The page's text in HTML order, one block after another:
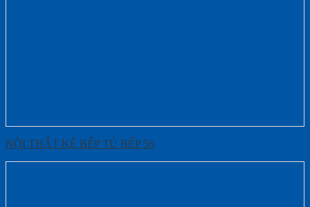
NỘI THẤT KỆ BẾP TỦ BẾP 56